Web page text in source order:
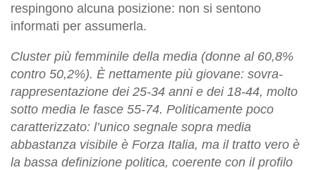
respingono alcuna posizione: non si sentono
informati per assumerla.
Cluster più femminile della media (donne al 60,8%
contro 50,2%). È nettamente più giovane: sovra-
rappresentazione dei 25-34 anni e dei 18-44, molto
sotto media le fasce 55-74. Politicamente poco
caratterizzato: l’unico segnale sopra media
abbastanza visibile è Forza Italia, ma il tratto vero è
la bassa definizione politica, coerente con il profilo